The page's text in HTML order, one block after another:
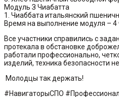
Модуль З Чиабатта
1. Чиаббата итальянский
Время на выполнение модуля – 4
Все участники справились с
протекала в обстановке
работали профессионально,
изделий, техника безопасности
Молодцы так держать!
#НавигаторыСПО